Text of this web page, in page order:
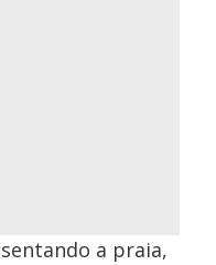
a praia,